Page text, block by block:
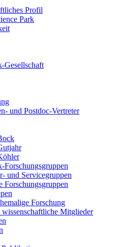
Profil
Park
Gesellschaft
und Postdoc-Vertreter
Forschungsgruppen
und Servicegruppen
Forschungsgruppen
Forschung
Mitglieder